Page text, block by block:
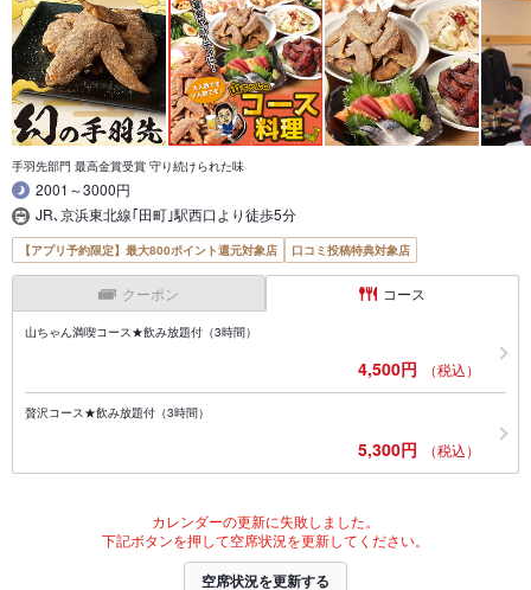
手羽先部門 最高金賞受賞 守り続けられた味
2001～3000円
JR､京浜東北線｢田町｣駅西口より徒歩5分
【アプリ予約限定】最大800ポイント還元対象店 口コミ投稿特典対象店
クーポン コース
山ちゃん満喫コース★飲み放題付（3時間）
4,500円 （税込）
贅沢コース★飲み放題付（3時間）
5,300円 （税込）
カレンダーの更新に失敗しました。
下記ボタンを押して空席状況を更新してください。
空席状況を更新する